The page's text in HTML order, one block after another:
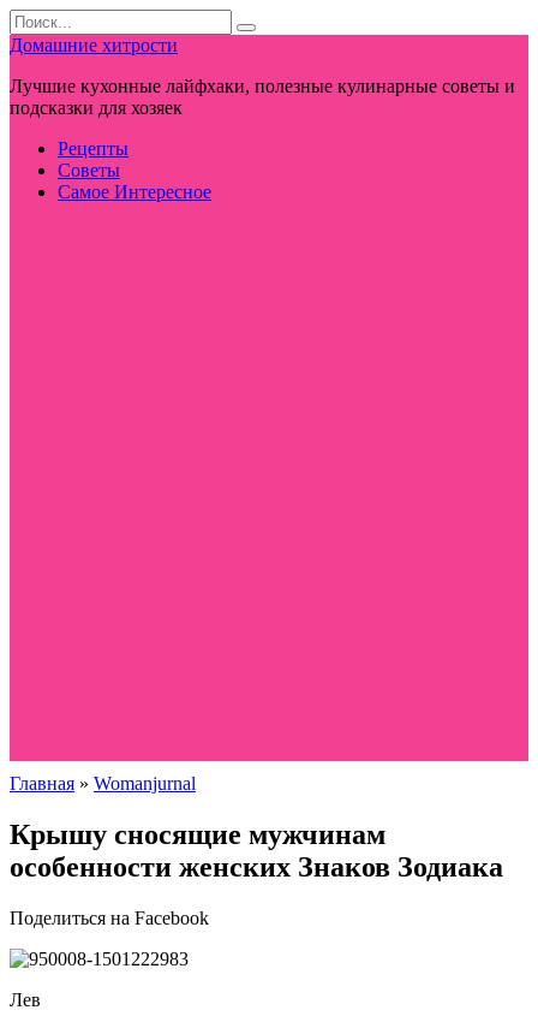
Перейти
к
контенту
Search
for:
Домашние хитрости
Лучшие кухонные лайфхаки, полезные кулинарные советы и
подсказки для хозяек
Рецепты
Советы
Самое Интересное
Главная » Womanjurnal
Крышу сносящие мужчинам
особенности женских Знаков Зодиака
Поделиться на Facebook
Лев